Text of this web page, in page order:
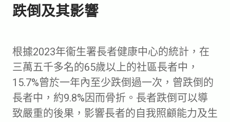
跌倒及其影響
根據2023年衞生署長者健康中心的統計，在
三萬五千多名的65歲以上的社區長者中，
15.7%曾於一年內至少跌倒過一次，曾跌倒的
長者中，約9.8%因而骨折。長者跌倒可以導
致嚴重的後果，影響長者的自我照顧能力及生